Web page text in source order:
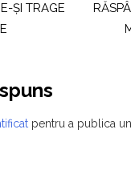
ŞI TRAGE
pentru a publica